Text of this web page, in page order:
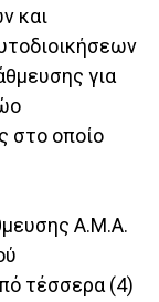
και
για
στο οποίο
Α.Μ.Α.
τέσσερα (4)